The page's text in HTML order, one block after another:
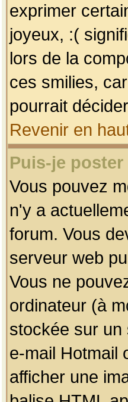
exprimer
joyeux, :(
lors de la
ces smilies,
pourrait
Revenir en
Puis-je poster
Vous pouvez
n'y a
forum. Vous
serveur web
Vous ne
ordinateur (à
stockée sur un
e-mail Hotmail
afficher une